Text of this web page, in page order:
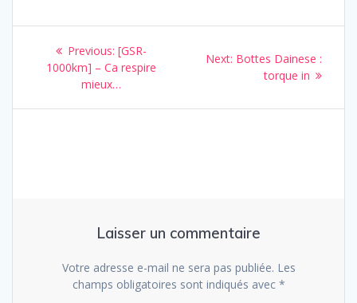
Navigation
l’article
Previous: Previous
post:
[GSR-
1000km] – Ca respire
mieux…
Next: Next
Bottes Dainese :
torque in
Laisser un commentaire
Votre adresse e-mail ne sera pas publiée. Les
champs obligatoires sont indiqués avec *